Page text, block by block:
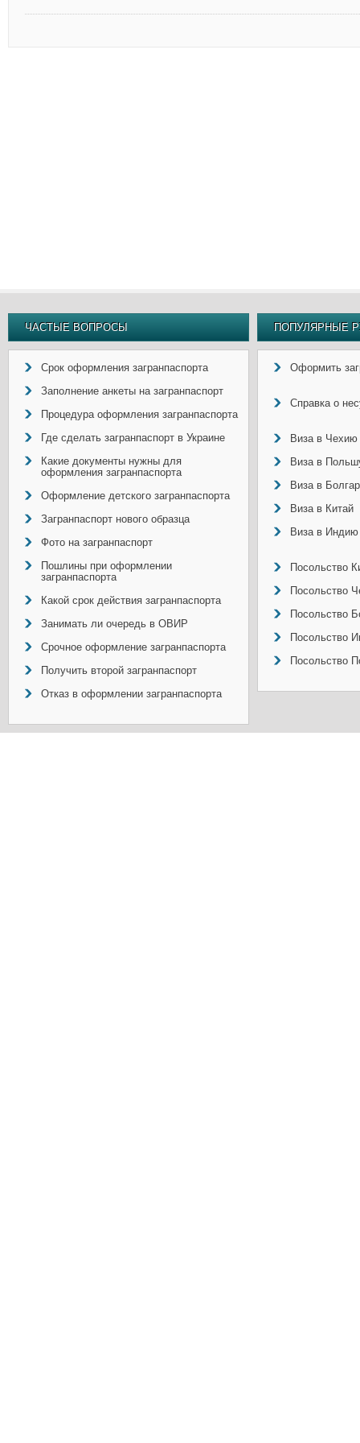
ЧАСТЫЕ ВОПРОСЫ
Срок оформления загранпаспорта
Заполнение анкеты на загранпаспорт
Процедура оформления загранпаспорта
Где сделать загранпаспорт в Украине
Какие документы нужны для
оформления загранпаспорта
Оформление детского загранпаспорта
Загранпаспорт нового образца
Фото на загранпаспорт
Пошлины при оформлении
загранпаспорта
Какой срок действия загранпаспорта
Занимать ли очередь в ОВИР
Срочное оформление загранпаспорта
Получить второй загранпаспорт
Отказ в оформлении загранпаспорта
ПОПУЛЯРНЫЕ
Оформить
Справка о
Виза в Чехию
Виза в
Виза в
Виза в Китай
Виза в Индию
Посольство
Посольство
Посольство
Посольство
Посольство